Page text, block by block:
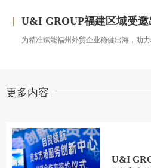
U&I GROUP福建区域受邀出席浙商银行福州
为精准赋能福州外贸企业稳健出海，助
更多内容
U&I